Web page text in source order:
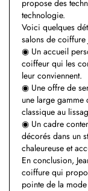
propose des
technologie.
Voici quelques
salons de coiffure
◉ Un accueil
coiffeur qui les
leur conviennent.
◉ Une offre de
une large
classique au
◉ Un cadre
décorés dans un
chaleureuse et
En conclusion,
coiffure qui
pointe de la